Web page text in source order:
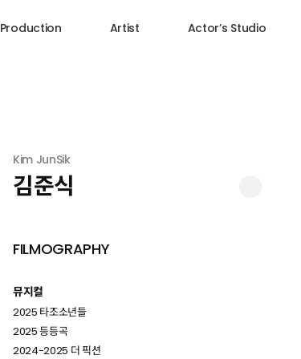
Production Artist Actor’s Studio
Kim JunSik
김준식
FILMOGRAPHY
뮤지컬
2025 타조소년들
2025 등등곡
2024-2025 더 픽션